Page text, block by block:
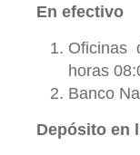
En efectivo
Oficinas
horas
Banco
Depósito en